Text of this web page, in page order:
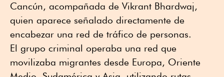
Cancún, acompañada de Vikrant Bhardwaj,
quien aparece señalado directamente de
encabezar una red de tráfico de personas.
El grupo criminal operaba una red que
movilizaba migrantes desde Europa, Oriente